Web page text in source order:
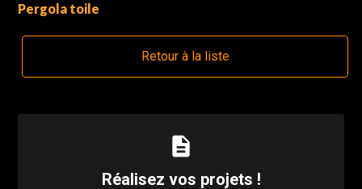
Pergola toile
Retour à la liste
description
Réalisez vos projets !